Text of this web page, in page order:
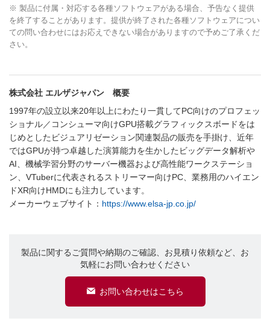
※ 製品に付属・対応する各種ソフトウェアがある場合、予告なく提供
を終了することがあります。提供が終了された各種ソフトウェアについ
ての問い合わせにはお応えできない場合がありますので予めご了承くだ
さい。
株式会社 エルザジャパン 概要
1997年の設立以来20年以上にわたり一貫してPC向けのプロフェッ
ショナル／コンシューマ向けGPU搭載グラフィックスボードをは
じめとしたビジュアリゼーション関連製品の販売を手掛け、近年
ではGPUが持つ卓越した演算能力を生かしたビッグデータ解析や
AI、機械学習分野のサーバー機器および高性能ワークステーショ
ン、VTuberに代表されるストリーマー向けPC、業務用のハイエン
ドXR向けHMDにも注力しています。
メーカーウェブサイト： https://www.elsa-jp.co.jp/
製品に関するご質問や納期のご確認、お見積り依頼など、お
気軽にお問い合わせください
お問い合わせはこちら